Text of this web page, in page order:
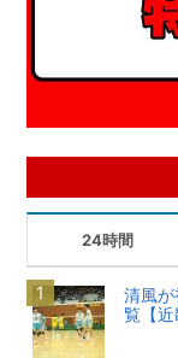
24時間
清風
覧【近